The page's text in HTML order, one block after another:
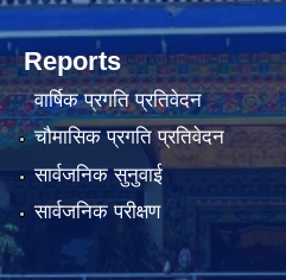
Reports
वार्षिक प्रगति प्रतिवेदन
चौमासिक प्रगति प्रतिवेदन
सार्वजनिक सुनुवाई
सार्वजनिक परीक्षण